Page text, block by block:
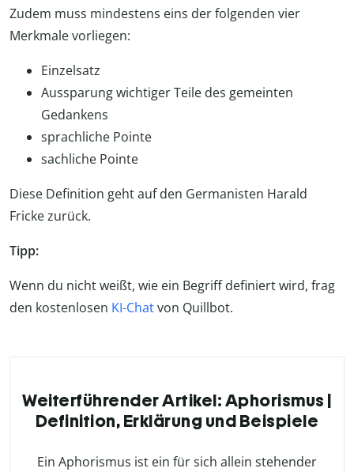
Zudem muss mindestens eins der folgenden vier
Merkmale vorliegen:
Einzelsatz
Aussparung wichtiger Teile des gemeinten
Gedankens
sprachliche Pointe
sachliche Pointe
Diese Definition geht auf den Germanisten Harald
Fricke zurück.
Tipp:
Wenn du nicht weißt, wie ein Begriff definiert wird, frag
den kostenlosen KI-Chatvon Quillbot.
Weiterführender Artikel: Aphorismus |
Definition, Erklärung und Beispiele
Ein Aphorismus ist ein für sich allein stehender